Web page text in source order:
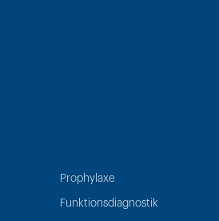
Prophylaxe
Funktionsdiagnostik